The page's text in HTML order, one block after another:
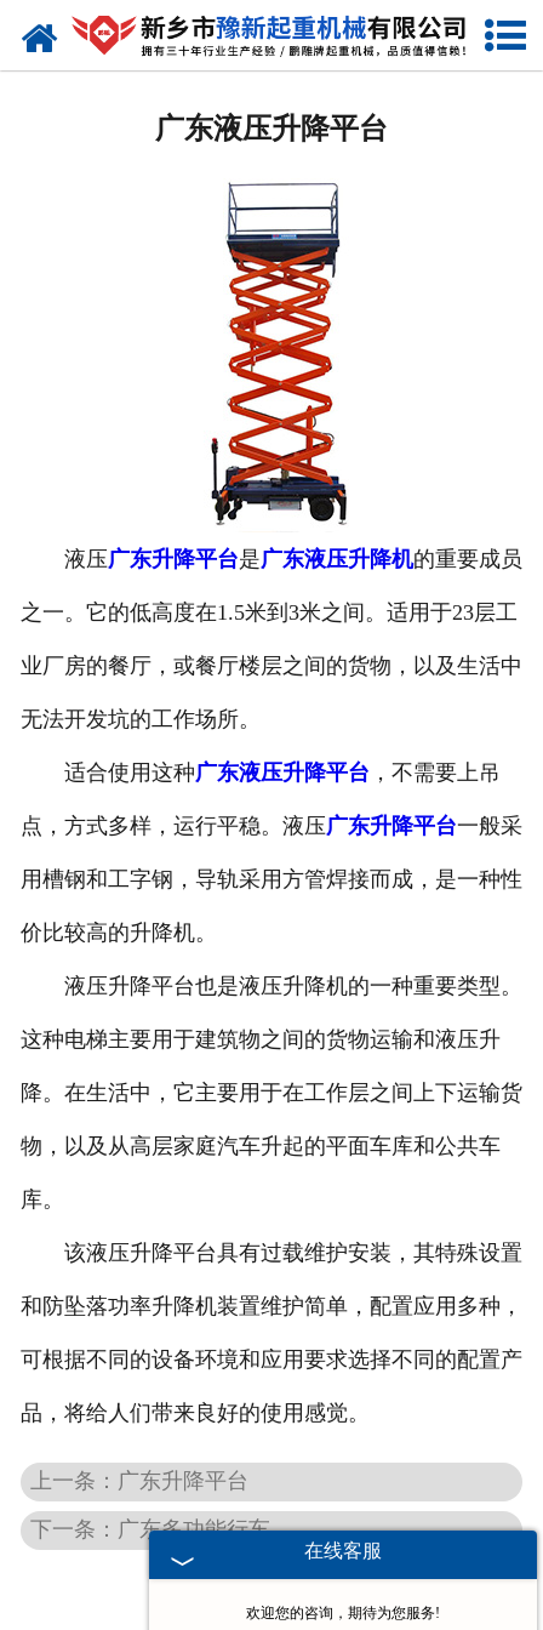
网站首页
- 广东门式起重机
- 广东桥式起重机
- 广东单梁起重机
广东双梁起重机
- 广东欧式起重机
广东冶金起重机
- 广东地铁出渣机
- 广东港口起重机
广东多功能起重机
- 广东氧化起重机
- 广东堆垛机
- 广东欧式电动葫芦
- 广东钢丝绳电动葫芦
- 广东手拉葫芦
广东液压升降平台
液压广东升降平台是广东液压升降机的重要成员
之一。它的低高度在1.5米到3米之间。适用于23层工
业厂房的餐厅，或餐厅楼层之间的货物，以及生活中
无法开发坑的工作场所。
适合使用这种广东液压升降平台 ，不需要上吊
点，方式多样，运行平稳。液压广东升降平台一般采
用槽钢和工字钢，导轨采用方管焊接而成，是一种性
价比较高的升降机。
液压升降平台也是液压升降机的一种重要类型。
这种电梯主要用于建筑物之间的货物运输和液压升
降。在生活中，它主要用于在工作层之间上下运输货
物，以及从高层家庭汽车升起的平面车库和公共车
库。
该液压升降平台具有过载维护安装，其特殊设置
和防坠落功率升降机装置维护简单，配置应用多种，
可根据不同的设备环境和应用要求选择不同的配置产
品，将给人们带来良好的使用感觉。
上一条：广东升降平台
下一条：广东多功能行车
在线客服
欢迎您的咨询，期待为您服务!